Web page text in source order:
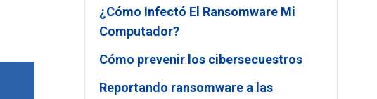
¿Cómo Infectó El Ransomware Mi
Computador?
Cómo prevenir los cibersecuestros
Reportando ransomware a las